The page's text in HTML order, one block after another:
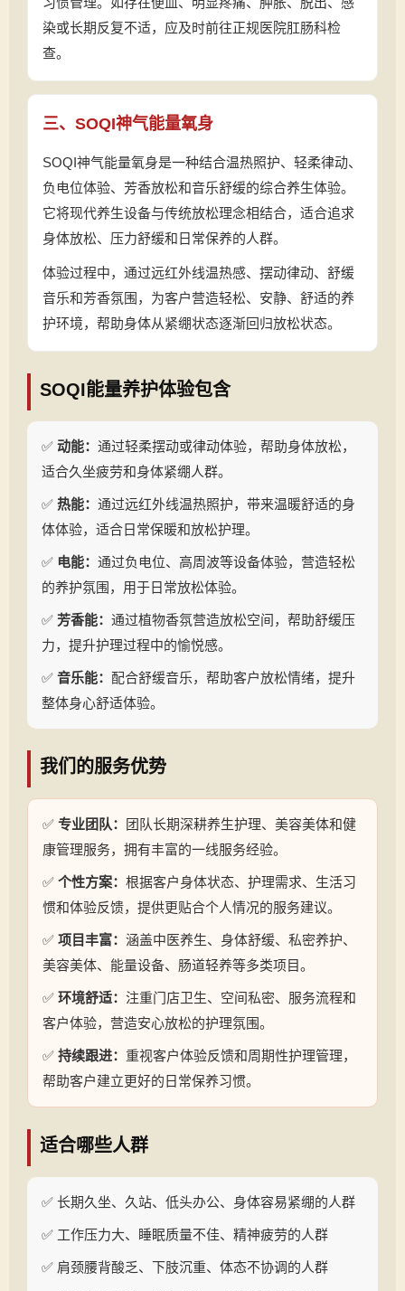
染或长期反复不适，应及时前往正规医院肛肠科检
查。
三、SOQI神气能量氧身
SOQI神气能量氧身是一种结合温热照护、轻柔律动、
负电位体验、芳香放松和音乐舒缓的综合养生体验。
它将现代养生设备与传统放松理念相结合，适合追求
身体放松、压力舒缓和日常保养的人群。
体验过程中，通过远红外线温热感、摆动律动、舒缓
音乐和芳香氛围，为客户营造轻松、安静、舒适的养
护环境，帮助身体从紧绷状态逐渐回归放松状态。
SOQI能量养护体验包含
✅ 动能： 通过轻柔摆动或律动体验，帮助身体放松，
适合久坐疲劳和身体紧绷人群。
✅ 热能： 通过远红外线温热照护，带来温暖舒适的身
体体验，适合日常保暖和放松护理。
✅ 电能： 通过负电位、高周波等设备体验，营造轻松
的养护氛围，用于日常放松体验。
✅ 芳香能： 通过植物香氛营造放松空间，帮助舒缓压
力，提升护理过程中的愉悦感。
✅ 音乐能： 配合舒缓音乐，帮助客户放松情绪，提升
整体身心舒适体验。
我们的服务优势
✅ 专业团队：
团队长期深耕养生护理、美容美体和健
康管理服务，拥有丰富的一线服务经验。
✅ 个性方案： 根据客户身体状态、护理需求、生活习
惯和体验反馈，提供更贴合个人情况的服务建议。
✅ 项目丰富： 涵盖中医养生、身体舒缓、私密养护、
美容美体、能量设备、肠道轻养等多类项目。
✅ 环境舒适： 注重门店卫生、空间私密、服务流程和
客户体验，营造安心放松的护理氛围。
✅ 持续跟进： 重视客户体验反馈和周期性护理管理，
帮助客户建立更好的日常保养习惯。
适合哪些人群
✅ 长期久坐、久站、低头办公、身体容易紧绷的人群
✅ 工作压力大、睡眠质量不佳、精神疲劳的人群
✅ 肩颈腰背酸乏、下肢沉重、体态不协调的人群